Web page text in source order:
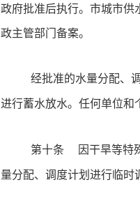
政府批准后执行。市城市供
政主管部门备案。
经批准的水量分配、
进行蓄水放水。任何单位和
第十条 因干旱等特
量分配、调度计划进行临时